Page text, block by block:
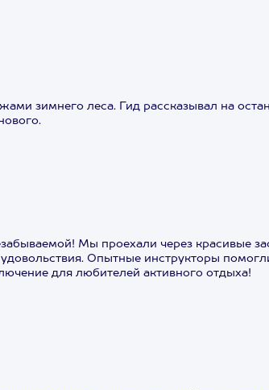
зимнего леса. Гид рассказывал на
Мы проехали через красивые
Опытные инструкторы
для любителей активного отдыха!